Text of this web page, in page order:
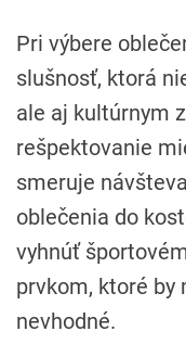
Pri výbere
slušnosť, ktorá
ale aj kultúrnym
rešpektovanie
smeruje
oblečenia do
vyhnúť
prvkom, ktoré by
nevhodné.